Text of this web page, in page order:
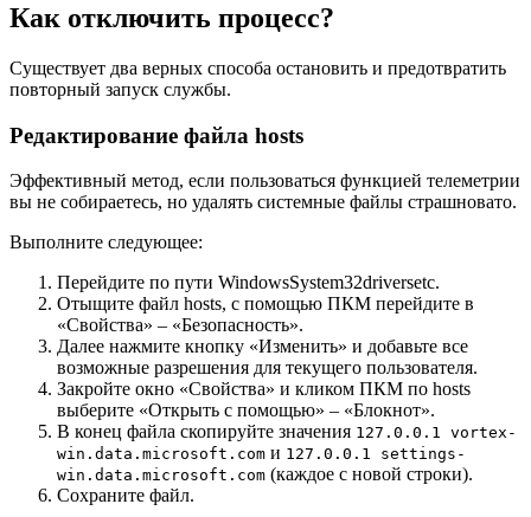
Как отключить процесс?
Существует два верных способа остановить и предотвратить
повторный запуск службы.
Редактирование файла hosts
Эффективный метод, если пользоваться функцией телеметрии
вы не собираетесь, но удалять системные файлы страшновато.
Выполните следующее:
Перейдите по пути WindowsSystem32driversetc.
Отыщите файл hosts, с помощью ПКМ перейдите в
«Свойства» – «Безопасность».
Далее нажмите кнопку «Изменить» и добавьте все
возможные разрешения для текущего пользователя.
Закройте окно «Свойства» и кликом ПКМ по hosts
выберите «Открыть с помощью» – «Блокнот».
В конец файла скопируйте значения 127.0.0.1 vortex-
win.data.microsoft.com и 127.0.0.1 settings-
win.data.microsoft.com (каждое с новой строки).
Сохраните файл.